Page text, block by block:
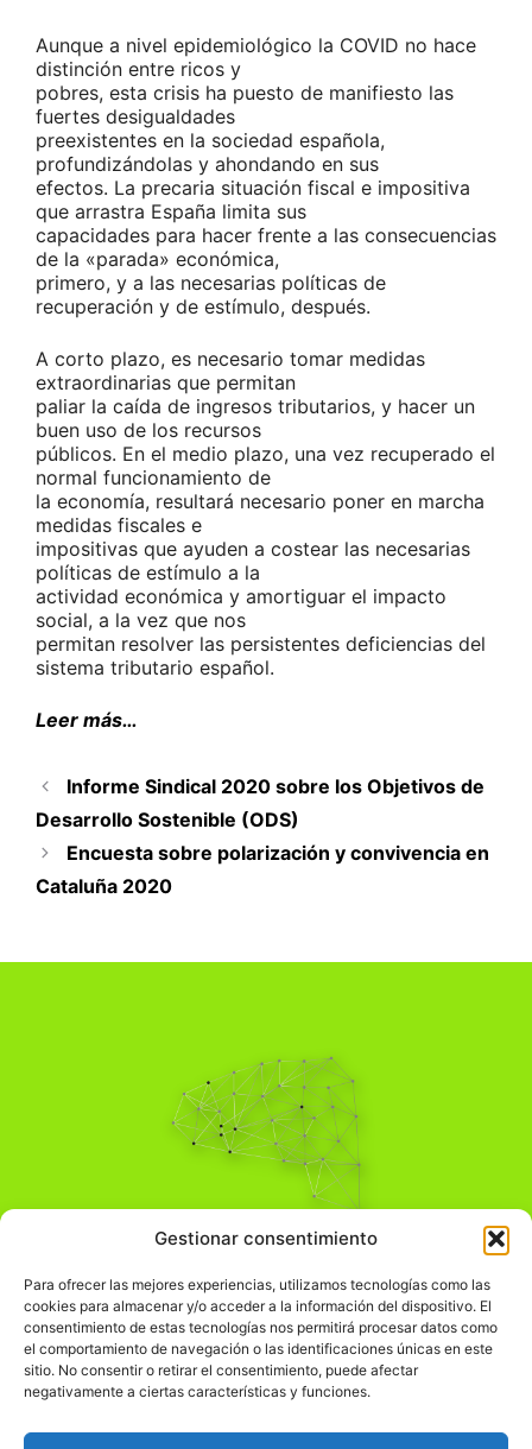
Gestionar consentimiento
Para ofrecer las mejores experiencias, utilizamos tecnologías como las
cookies para almacenar y/o acceder a la información del dispositivo. El
consentimiento de estas tecnologías nos permitirá procesar datos como
el comportamiento de navegación o las identificaciones únicas en este
sitio. No consentir o retirar el consentimiento, puede afectar
negativamente a ciertas características y funciones.
Aunque a nivel epidemiológico la COVID no hace
distinción entre ricos y
pobres, esta crisis ha puesto de manifiesto las
fuertes desigualdades
preexistentes en la sociedad española,
profundizándolas y ahondando en sus
efectos. La precaria situación fiscal e impositiva
que arrastra España limita sus
capacidades para hacer frente a las consecuencias
de la «parada» económica,
primero, y a las necesarias políticas de
recuperación y de estímulo, después.
A corto plazo, es necesario tomar medidas
extraordinarias que permitan
paliar la caída de ingresos tributarios, y hacer un
buen uso de los recursos
públicos. En el medio plazo, una vez recuperado el
normal funcionamiento de
la economía, resultará necesario poner en marcha
medidas fiscales e
impositivas que ayuden a costear las necesarias
políticas de estímulo a la
actividad económica y amortiguar el impacto
social, a la vez que nos
permitan resolver las persistentes deficiencias del
sistema tributario español.
Leer más…
Informe Sindical 2020 sobre los Objetivos de
Desarrollo Sostenible (ODS)
Encuesta sobre polarización y convivencia en
Cataluña 2020
Pensamiento Crítico
Comprender el mundo para transformarlo.
Información Legal
჻Política de privacidad